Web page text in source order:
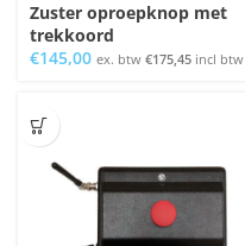
Zuster oproepknop met
trekkoord
€145,00 ex. btw €175,45 incl btw